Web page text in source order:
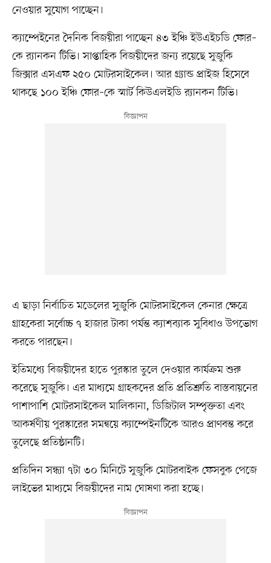
নেওয়ার সুযোগ পাচ্ছেন।
ক্যাম্পেইনের দৈনিক বিজয়ীরা পাচ্ছেন ৪৩ ইঞ্চি ইউএইচডি ফোর–
কে র‍্যানকন টিভি। সাপ্তাহিক বিজয়ীদের জন্য রয়েছে সুজুকি
জিক্সার এসএফ ২৫০ মোটরসাইকেল। আর গ্র্যান্ড প্রাইজ হিসেবে
থাকছে ১০০ ইঞ্চি ফোর–কে স্মার্ট কিউএলইডি র‍্যানকন টিভি।
এ ছাড়া নির্বাচিত মডেলের সুজুকি মোটরসাইকেল কেনার ক্ষেত্রে
গ্রাহকেরা সর্বোচ্চ ৭ হাজার টাকা পর্যন্ত ক্যাশব্যাক সুবিধাও উপভোগ
করতে পারছেন।
ইতিমধ্যে বিজয়ীদের হাতে পুরস্কার তুলে দেওয়ার কার্যক্রম শুরু
করেছে সুজুকি। এর মাধ্যমে গ্রাহকদের প্রতি প্রতিশ্রুতি বাস্তবায়নের
পাশাপাশি মোটরসাইকেল মালিকানা, ডিজিটাল সম্পৃক্ততা এবং
আকর্ষণীয় পুরস্কারের সমন্বয়ে ক্যাম্পেইনটিকে আরও প্রাণবন্ত করে
তুলেছে প্রতিষ্ঠানটি।
প্রতিদিন সন্ধ্যা ৭টা ৩০ মিনিটে সুজুকি মোটরবাইক ফেসবুক পেজে
লাইভের মাধ্যমে বিজয়ীদের নাম ঘোষণা করা হচ্ছে।